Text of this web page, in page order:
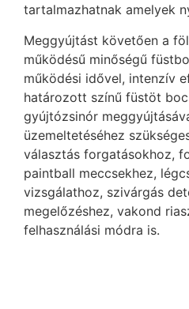
tartalmazhatnak amelyek
Meggyújtást követően a
működésű minőségű
működési idővel, intenzív
határozott színű füstöt
gyújtózsinór
üzemeltetéséhez
választás forgatásokhoz,
paintball meccsekhez,
vizsgálathoz, szivárgás
megelőzéshez, vakond
felhasználási módra is.